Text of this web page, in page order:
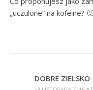
„uczulone” na kofeine?
DOBRE ZIELSKO